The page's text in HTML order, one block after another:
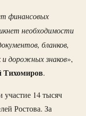
финансовых
необходимости
бланков,
и дорожных знаков»,
Тихомиров.
14 тысяч
Ростова. За